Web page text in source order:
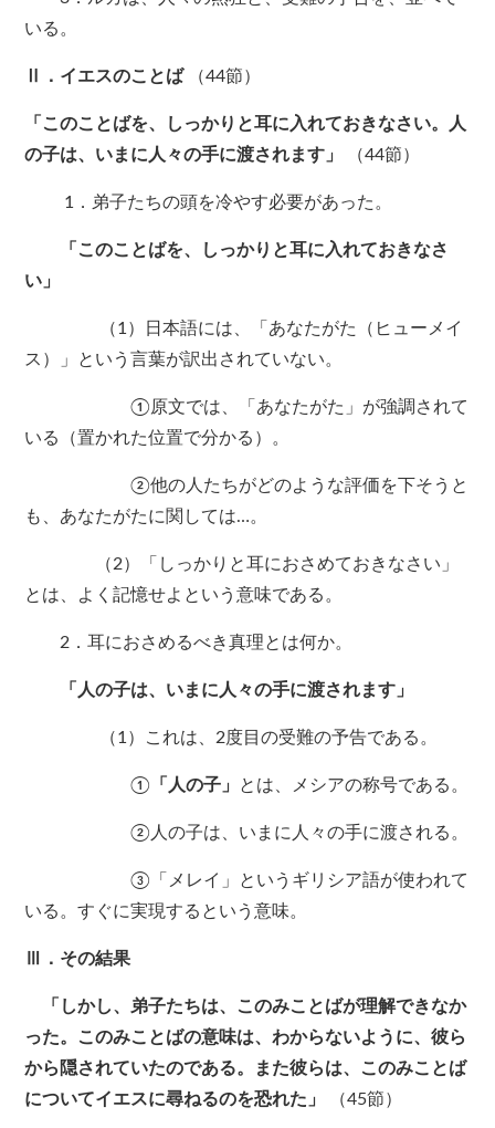
いる。
Ⅱ．イエスのことば（44節）
「このことばを、しっかりと耳に入れておきなさい。人
の子は、いまに人々の手に渡されます」
（44節）
1．弟子たちの頭を冷やす必要があった。
「このことばを、しっかりと耳に入れておきなさ
い」
（1）日本語には、「あなたがた（ヒューメイ
ス）」という言葉が訳出されていない。
①原文では、「あなたがた」が強調されて
いる（置かれた位置で分かる）。
②他の人たちがどのような評価を下そうと
も、あなたがたに関しては…。
（2）「しっかりと耳におさめておきなさい」
とは、よく記憶せよという意味である。
2．耳におさめるべき真理とは何か。
「人の子は、いまに人々の手に渡されます」
（1）これは、2度目の受難の予告である。
① 「人の子」 とは、メシアの称号である。
②人の子は、いまに人々の手に渡される。
③「メレイ」というギリシア語が使われて
いる。すぐに実現するという意味。
Ⅲ．その結果
「しかし、弟子たちは、このみことばが理解できなか
った。このみことばの意味は、わからないように、彼ら
から隠されていたのである。また彼らは、このみことば
についてイエスに尋ねるのを恐れた」
（45節）